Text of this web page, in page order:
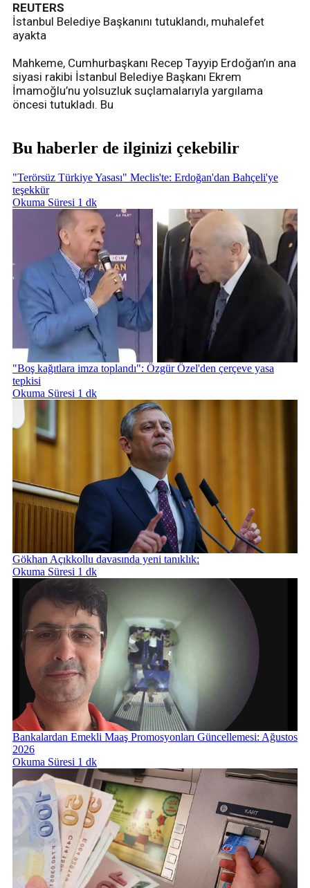
REUTERS
İstanbul Belediye Başkanını tutuklandı, muhalefet
ayakta
Mahkeme, Cumhurbaşkanı Recep Tayyip Erdoğan’ın ana
siyasi rakibi İstanbul Belediye Başkanı Ekrem
İmamoğlu’nu yolsuzluk suçlamalarıyla yargılama
öncesi tutukladı. Bu
Bu haberler de ilginizi çekebilir
"Terörsüz Türkiye Yasası" Meclis'te: Erdoğan'dan Bahçeli'ye
teşekkür
Okuma Süresi 1 dk
"Boş kağıtlara imza toplandı": Özgür Özel'den çerçeve yasa
tepkisi
Okuma Süresi 1 dk
Gökhan Açıkkollu davasında yeni tanıklık:
Okuma Süresi 1 dk
Bankalardan Emekli Maaş Promosyonları Güncellemesi: Ağustos
2026
Okuma Süresi 1 dk